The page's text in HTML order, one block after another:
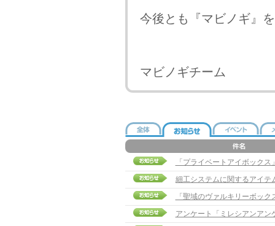
今後とも『マビノギ』
マビノギチーム
「プライベートアイボック
細工システムに関するアイテ
「聖域のヴァルキリーボッ
アンケート「ミレシアンアン